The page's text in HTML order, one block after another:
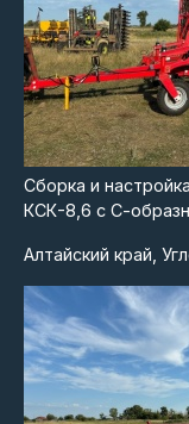
Сборка и
КСК-8,6 с С-
Алтайский край,